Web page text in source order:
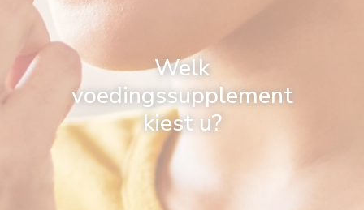
Welk
voedingssupplement
kiest u?